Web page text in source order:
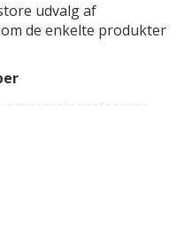
udvalg af
de enkelte produkter
der yder tryk på
i benene som følge
hvis man lider af
sengeliggende og